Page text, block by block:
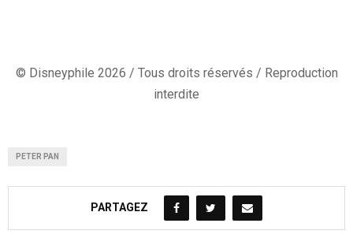
© Disneyphile 2026 / Tous droits réservés / Reproduction
interdite
PETER PAN
PARTAGEZ